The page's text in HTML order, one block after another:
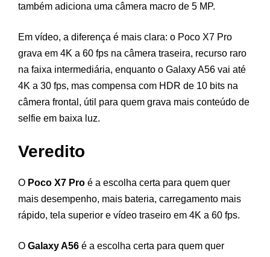
também adiciona uma câmera macro de 5 MP.
Em vídeo, a diferença é mais clara: o Poco X7 Pro
grava em 4K a 60 fps na câmera traseira, recurso raro
na faixa intermediária, enquanto o Galaxy A56 vai até
4K a 30 fps, mas compensa com HDR de 10 bits na
câmera frontal, útil para quem grava mais conteúdo de
selfie em baixa luz.
Veredito
O Poco X7 Pro é a escolha certa para quem quer
mais desempenho, mais bateria, carregamento mais
rápido, tela superior e vídeo traseiro em 4K a 60 fps.
O Galaxy A56 é a escolha certa para quem quer